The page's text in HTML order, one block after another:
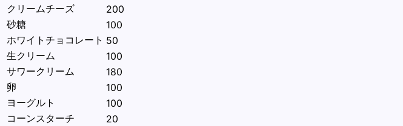
クリームチーズ
200
砂糖
100
ホワイトチョコレート 50
生クリーム
100
サワークリーム
180
卵
100
ヨーグルト
100
コーンスターチ
20